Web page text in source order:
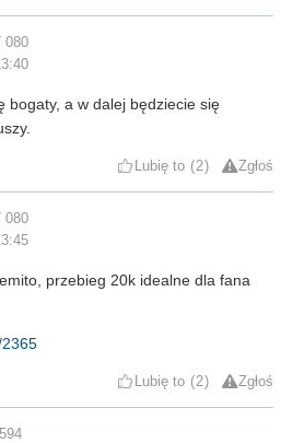
080
bogaty, a w dalej będziecie się
Lubię to 2 Zgłoś
080
przebieg 20k idealne dla fana
Lubię to 2 Zgłoś